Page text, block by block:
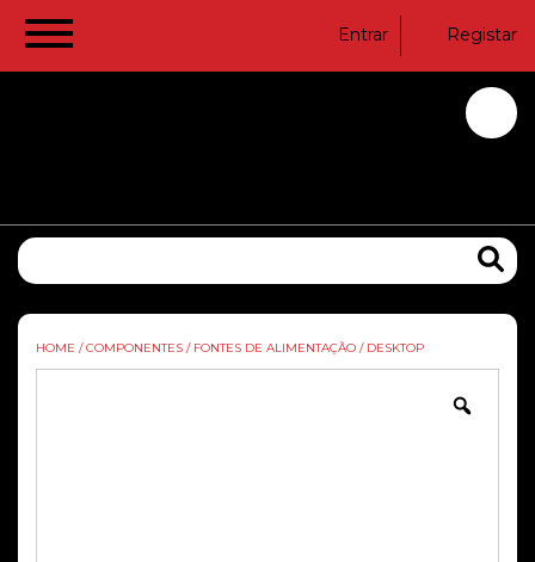
Entrar Registar
HOME / COMPONENTES / FONTES DE ALIMENTAÇÃO / DESKTOP